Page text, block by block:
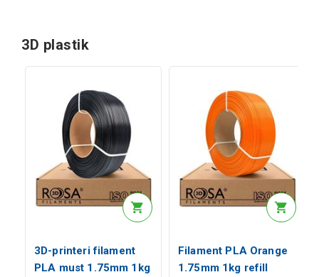
3D plastik
3D-printeri filament
PLA must 1.75mm 1kg
Filament PLA Orange
1.75mm 1kg refill